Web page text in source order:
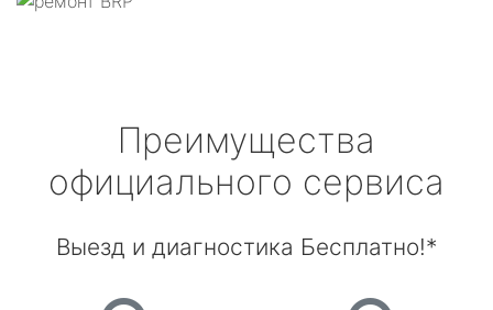
Преимущества
официального сервиса
Выезд и диагностика Бесплатно!*